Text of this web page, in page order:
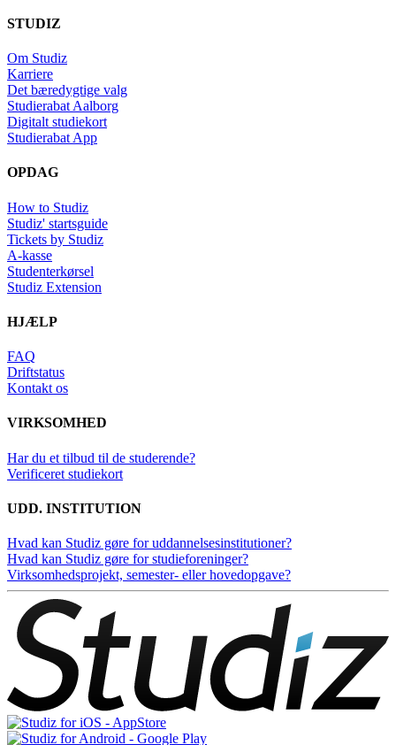
STUDIZ
Om Studiz
Karriere
Det bæredygtige valg
Studierabat Aalborg
Digitalt studiekort
Studierabat App
OPDAG
How to Studiz
Studiz' startsguide
Tickets by Studiz
A-kasse
Studenterkørsel
Studiz Extension
HJÆLP
FAQ
Driftstatus
Kontakt os
VIRKSOMHED
Har du et tilbud til de studerende?
Verificeret studiekort
UDD. INSTITUTION
Hvad kan Studiz gøre for uddannelsesinstitutioner?
Hvad kan Studiz gøre for studieforeninger?
Virksomhedsprojekt, semester- eller hovedopgave?